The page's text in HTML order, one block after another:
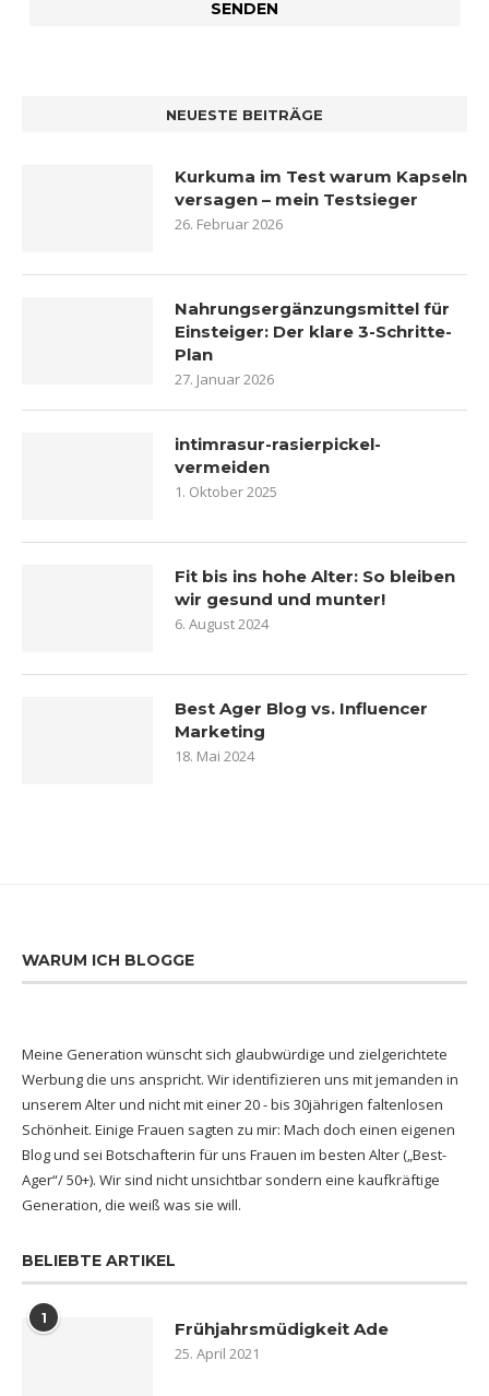
NEUESTE BEITRÄGE
Kurkuma im Test warum Kapseln
versagen – mein Testsieger
26. Februar 2026
Nahrungsergänzungsmittel für
Einsteiger: Der klare 3-Schritte-
Plan
27. Januar 2026
intimrasur-rasierpickel-
vermeiden
1. Oktober 2025
Fit bis ins hohe Alter: So bleiben
wir gesund und munter!
6. August 2024
Best Ager Blog vs. Influencer
Marketing
18. Mai 2024
WARUM ICH BLOGGE
Meine Generation wünscht sich glaubwürdige und zielgerichtete
Werbung die uns anspricht. Wir identifizieren uns mit jemanden in
unserem Alter und nicht mit einer 20 - bis 30jährigen faltenlosen
Schönheit. Einige Frauen sagten zu mir: Mach doch einen eigenen
Blog und sei Botschafterin für uns Frauen im besten Alter („Best-
Ager“/ 50+). Wir sind nicht unsichtbar sondern eine kaufkräftige
Generation, die weiß was sie will.
BELIEBTE ARTIKEL
1 Frühjahrsmüdigkeit Ade
25. April 2021